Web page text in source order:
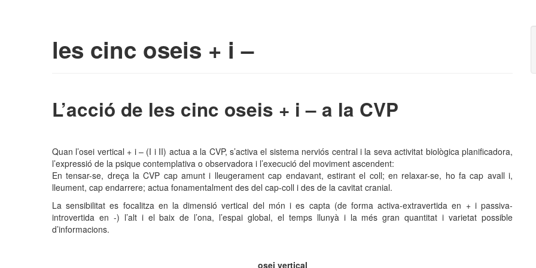
Seitai – cvp | cultura de la vida-salut en la
Main menu
les cinc oseis + i –
L’acció de les cinc oseis + i – a la CVP
Quan l’osei vertical + i – (I i II) actua a la CVP, s’activa el sistema nerviós central i la seva activitat biològica planificadora,
l’expressió de la psique contemplativa o observadora i l’execució del moviment ascendent:
En tensar-se, dreça la CVP cap amunt i lleugerament cap endavant, estirant el coll; en relaxar-se, ho fa cap avall i,
lleument, cap endarrere; actua fonamentalment des del cap-coll i des de la cavitat cranial.
La sensibilitat es focalitza en la dimensió vertical del món i es capta (de forma activa-extravertida en + i passiva-
introvertida en -) l’alt i el baix de l’ona, l’espai global, el temps llunyà i la més gran quantitat i varietat possible
d’informacions.
osei vertical